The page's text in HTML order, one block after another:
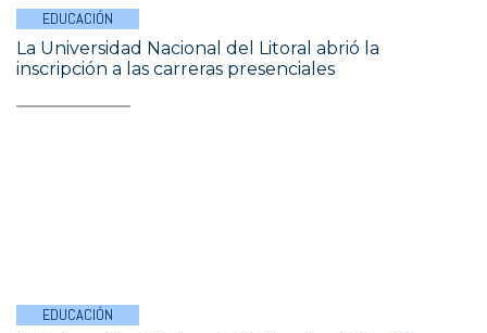
EDUCACIÓN
La Universidad Nacional del Litoral abrió la
inscripción a las carreras presenciales
EDUCACIÓN